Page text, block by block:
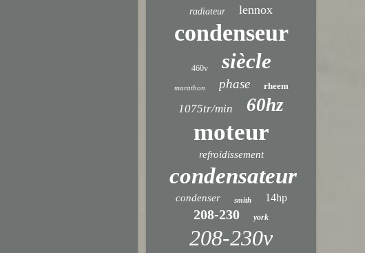
radiateur lennox
condenseur
460v siècle
marathon phase rheem
1075tr/min 60hz
moteur
refroidissement
condensateur
condenser smith 14hp
208-230 york
208-230v